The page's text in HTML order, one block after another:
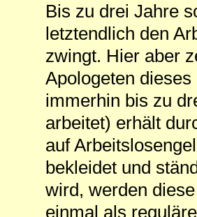
Bis zu drei Jahre
letztendlich den
zwingt. Hier aber
Apologeten
immerhin bis zu
arbeitet) erhält
auf
bekleidet und
wird, werden
einmal als